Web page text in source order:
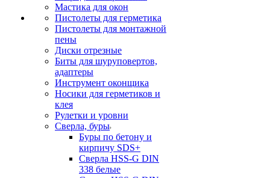
Мастика для окон
Пистолеты для герметика
Пистолеты для монтажной
пены
Диски отрезные
Биты для шуруповертов,
адаптеры
Инструмент оконщика
Носики для герметиков и
клея
Рулетки и уровни
Сверла, буры
Буры по бетону и
кирпичу SDS+
Сверла HSS-G DIN
338 белые